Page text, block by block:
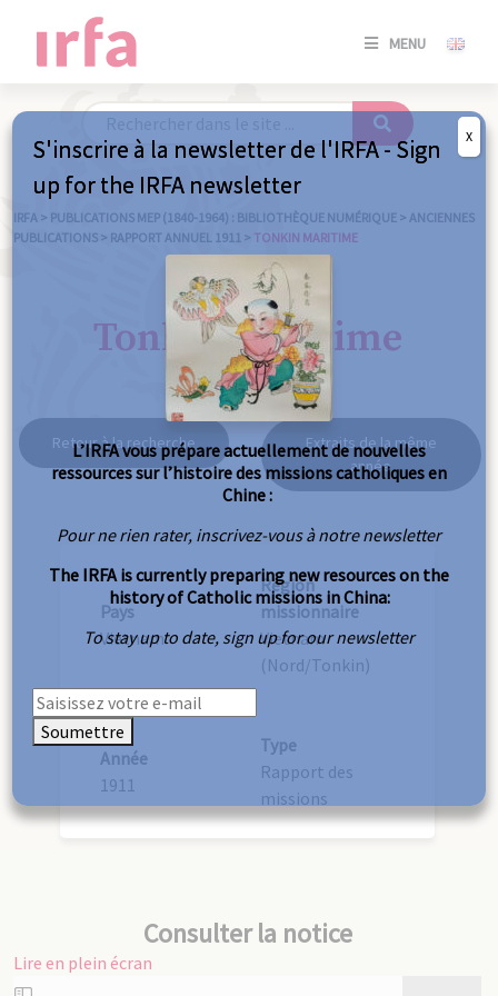
MENU
SE
/
IRFA > PUBLICATIONS MEP (1840-1964) : BIBLIOTHÈQUE NUMÉRIQUE > ANCIENNES
PUBLICATIONS > RAPPORT ANNUEL 1911 > TONKIN MARITIME
Tonkin maritime
Retour à la recherche
Extraits de la même
année
Pays
Vietnam
Région
missionnaire
Vietnam
(Nord/Tonkin)
Année
1911
Type
Rapport des
missions
Consulter la notice
Lire en plein écran
Aller
S'inscrire à la newsletter de l'IRFA - Sign
up for the IRFA newsletter
L’IRFA vous prépare actuellement de nouvelles
ressources sur l’histoire des missions catholiques en
Chine :
Pour ne rien rater, inscrivez-vous à notre newsletter
The IRFA is currently preparing new resources on the
history of Catholic missions in China:
To stay up to date, sign up for our newsletter
Soumettre
X